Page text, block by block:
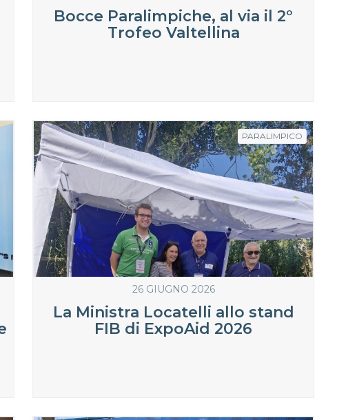
Bocce Paralimpiche, al via il 2°
Trofeo Valtellina
26 GIUGNO 2026
La Ministra Locatelli allo stand
FIB di ExpoAid 2026
PARALIMPICO